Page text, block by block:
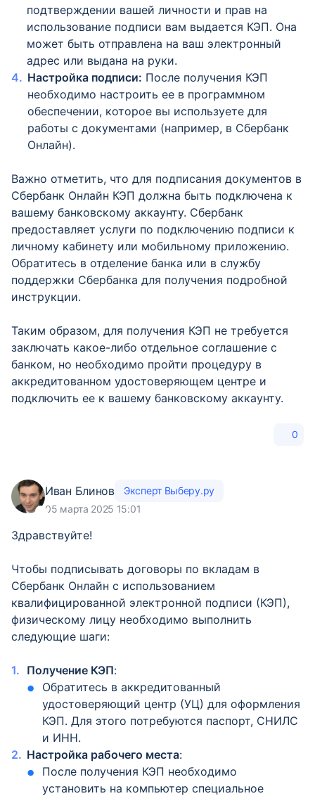
подтверждении вашей личности и прав на
использование подписи вам выдается КЭП. Она
может быть отправлена на ваш электронный
адрес или выдана на руки.
Настройка подписи: После получения КЭП
необходимо настроить ее в программном
обеспечении, которое вы используете для
работы с документами (например, в Сбербанк
Онлайн).
Важно отметить, что для подписания документов в
Сбербанк Онлайн КЭП должна быть подключена к
вашему банковскому аккаунту. Сбербанк
предоставляет услуги по подключению подписи к
личному кабинету или мобильному приложению.
Обратитесь в отделение банка или в службу
поддержки Сбербанка для получения подробной
инструкции.
Таким образом, для получения КЭП не требуется
заключать какое-либо отдельное соглашение с
банком, но необходимо пройти процедуру в
аккредитованном удостоверяющем центре и
подключить ее к вашему банковскому аккаунту.
0
Иван Блинов
Эксперт Выберу.ру
05 марта 2025 15:01
Здравствуйте!
Чтобы подписывать договоры по вкладам в
Сбербанк Онлайн с использованием
квалифицированной электронной подписи (КЭП),
физическому лицу необходимо выполнить
следующие шаги:
Получение КЭП:
Обратитесь в аккредитованный
удостоверяющий центр (УЦ) для оформления
КЭП. Для этого потребуются паспорт, СНИЛС
и ИНН.
Настройка рабочего места:
После получения КЭП необходимо
установить на компьютер специальное